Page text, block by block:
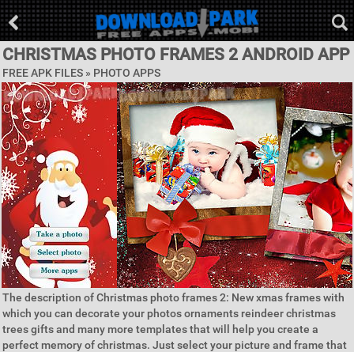
CHRISTMAS PHOTO FRAMES 2 ANDROID APP
FREE APK FILES » PHOTO APPS
The description of Christmas photo frames 2: New xmas frames with
which you can decorate your photos ornaments reindeer christmas
trees gifts and many more templates that will help you create a
perfect memory of christmas. Just select your picture and frame that